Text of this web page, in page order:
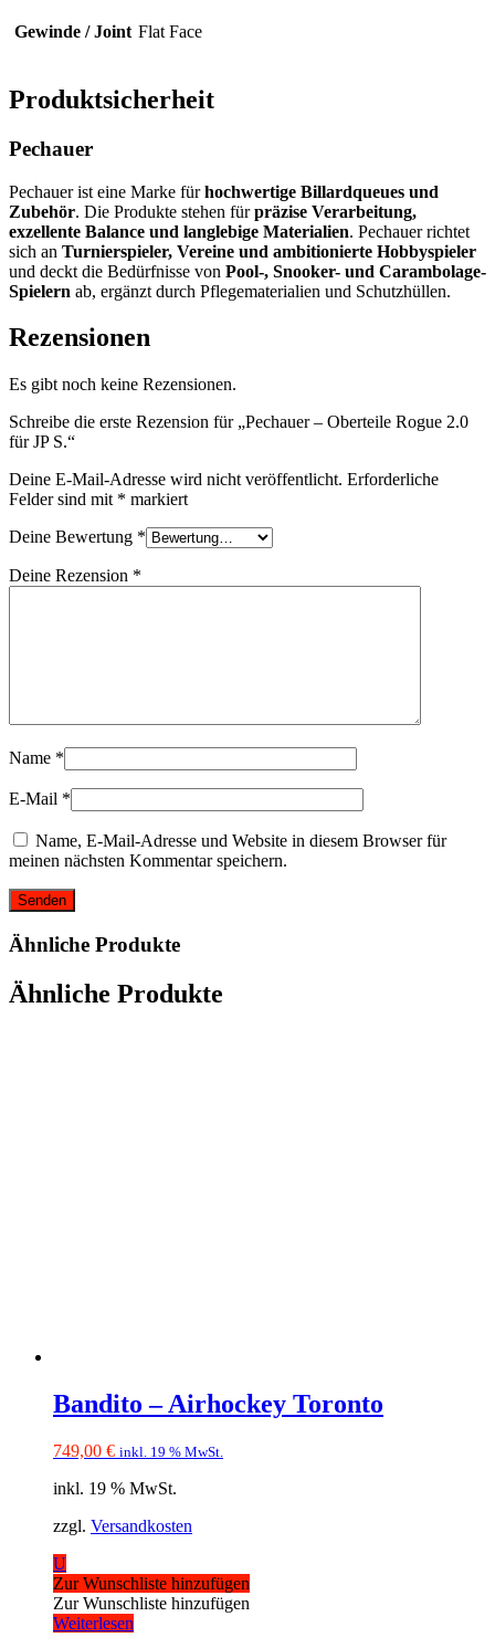
Gewinde / Joint Flat Face
Produktsicherheit
Pechauer
Pechauer ist eine Marke fürhochwertige Billardqueues und
Zubehör. Die Produkte stehen fürpräzise Verarbeitung,
exzellente Balance und langlebige Materialien. Pechauer richtet
sich an Turnierspieler, Vereine und ambitionierte Hobbyspieler
und deckt die Bedürfnisse von Pool-, Snooker- und Carambolage-
Spielern ab, ergänzt durch Pflegematerialien und Schutzhüllen.
Rezensionen
Es gibt noch keine Rezensionen.
Schreibe die erste Rezension für „Pechauer – Oberteile Rogue 2.0
für JP S.“
Deine E-Mail-Adresse wird nicht veröffentlicht. Erforderliche
Felder sind mit * markiert
Deine Bewertung *
Deine Rezension *
Name *
E-Mail *
Name, E-Mail-Adresse und Website in diesem Browser für
meinen nächsten Kommentar speichern.
Ähnliche Produkte
Ähnliche Produkte
Bandito – Airhockey Toronto
749,00 € inkl. 19 % MwSt.
inkl. 19 % MwSt.
zzgl. Versandkosten
U
Zur Wunschliste hinzufügen
Zur Wunschliste hinzufügen
Weiterlesen